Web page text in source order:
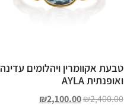
טבעת אקוומרין ויהלומים עדינה
ואופנתית AYLA
₪2,400.00
₪2,100.00